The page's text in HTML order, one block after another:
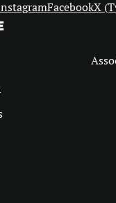
FacebookX